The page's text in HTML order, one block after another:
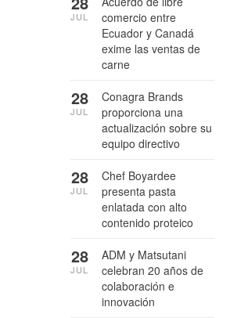
comercio entre
Ecuador y Canadá
exime las ventas de
carne
JUL
Conagra Brands
proporciona una
actualización sobre su
equipo directivo
28
JUL
Chef Boyardee
presenta pasta
enlatada con alto
contenido proteico
28
JUL
ADM y Matsutani
celebran 20 años de
colaboración e
innovación
28
JUL